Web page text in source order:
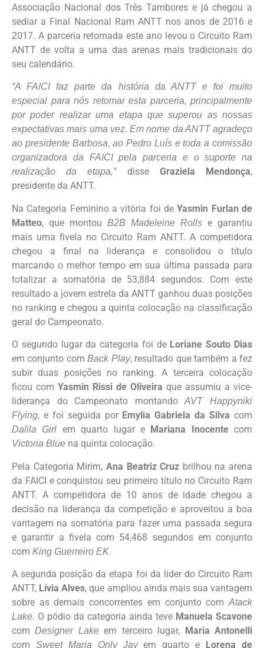
Associação Nacional dos Três Tambores e já chegou a
sediar a Final Nacional Ram ANTT nos anos de 2016 e
2017. A parceria retomada este ano levou o Circuito Ram
ANTT de volta a uma das arenas mais tradicionais do
seu calendário.
“A FAICI faz parte da história da ANTT e foi muito
especial para nós retomar esta parceria, principalmente
por poder realizar uma etapa que superou as nossas
expectativas mais uma vez. Em nome da ANTT agradeço
ao presidente Barbosa, ao Pedro Luís e toda a comissão
organizadora da FAICI pela parceria e o suporte na
realização da etapa,”disse Graziela Mendonça,
presidente da ANTT.
Na Categoria Feminino a vitória foi deYasmin Furlan de
Matteo, que montou B2B Madeleine Rolls e garantiu
mais uma fivela no Circuito Ram ANTT. A competidora
chegou a final na liderança e consolidou o título
marcando o melhor tempo em sua última passada para
totalizar a somatória de 53,884 segundos. Com este
resultado a jovem estrela da ANTT ganhou duas posições
no ranking e chegou a quinta colocação na classificação
geral do Campeonato.
O segundo lugar da categoria foi de Loriane Souto Dias
em conjunto comBack Play, resultado que também a fez
subir duas posições no ranking. A terceira colocação
ficou com Yasmin Rissi de Oliveira que assumiu a vice-
liderança do Campeonato montandoAVT Happyniki
Flying, e foi seguida por Emylia Gabriela da Silva com
Dalila Girl em quarto lugar e Mariana Inocentecom
Victoria Blue na quinta colocação.
Pela Categoria Mirim, Ana Beatriz Cruz brilhou na arena
da FAICI e conquistou seu primeiro título no Circuito Ram
ANTT. A competidora de 10 anos de idade chegou a
decisão na liderança da competição e aproveitou a boa
vantagem na somatória para fazer uma passada segura
e garantir a fivela com 54,468 segundos em conjunto
com King Guerreiro EK.
A segunda posição da etapa foi da líder do Circuito Ram
ANTT, Lívia Alves, que ampliou ainda mais sua vantagem
sobre as demais concorrentes em conjunto comAtack
Lake. O pódio da categoria ainda teve Manuela Scavone
comDesigner Lakeem terceiro lugar, Maria Antonelli
com Sweet Maria Only Jayem quarto e Lorena de